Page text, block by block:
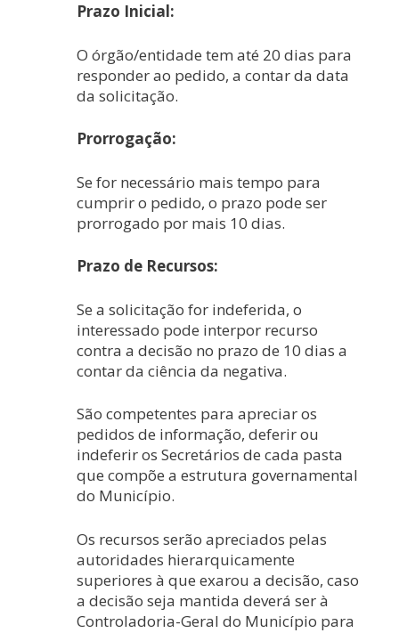
Prazo Inicial:
O órgão/entidade tem até 20 dias para
responder ao pedido, a contar da data
da solicitação.
Prorrogação:
Se for necessário mais tempo para
cumprir o pedido, o prazo pode ser
prorrogado por mais 10 dias.
Prazo de Recursos:
Se a solicitação for indeferida, o
interessado pode interpor recurso
contra a decisão no prazo de 10 dias a
contar da ciência da negativa.
São competentes para apreciar os
pedidos de informação, deferir ou
indeferir os Secretários de cada pasta
que compõe a estrutura governamental
do Município.
Os recursos serão apreciados pelas
autoridades hierarquicamente
superiores à que exarou a decisão, caso
a decisão seja mantida deverá ser à
Controladoria-Geral do Município para